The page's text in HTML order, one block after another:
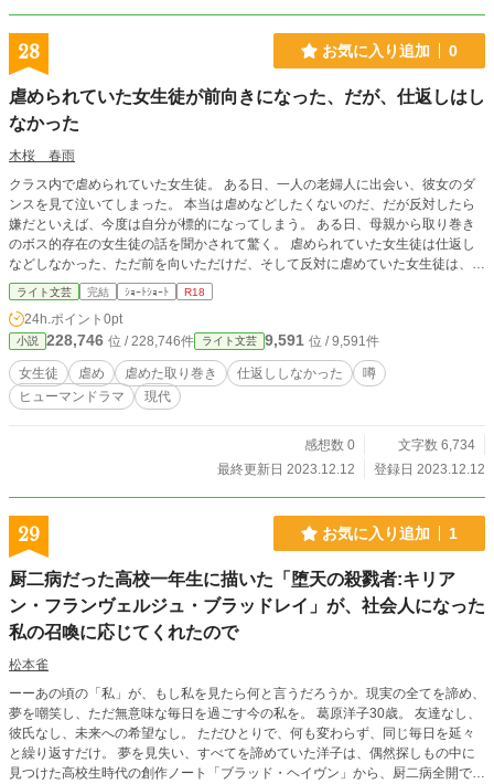
28 お気に入り追加 0
虐められていた女生徒が前向きになった、だが、仕返しはし
なかった
木桜 春雨
クラス内で虐められていた女生徒。 ある日、一人の老婦人に出会い、彼女のダ
ンスを見て泣いてしまった。 本当は虐めなどしたくないのだ、だが反対したら
嫌だといえば、今度は自分が標的になってしまう。 ある日、母親から取り巻き
のボス的存在の女生徒の話を聞かされて驚く。 虐められていた女生徒は仕返し
などしなかった、ただ前を向いただけだ、そして反対に虐めていた女生徒は、中
の良かった男子生徒は。
ライト文芸 完結 ｼｮｰﾄｼｮｰﾄ R18
24h.ポイント 0pt
小説 228,746 位 / 228,746件 ライト文芸 9,591 位 / 9,591件
女生徒 虐め 虐めた取り巻き 仕返ししなかった
噂
ヒューマンドラマ
現代
感想数 0
文字数 6,734
最終更新日 2023.12.12
登録日 2023.12.12
29 お気に入り追加 1
厨二病だった高校一年生に描いた「堕天の殺戮者:キリア
ン・フランヴェルジュ・ブラッドレイ」が、社会人になった
私の召喚に応じてくれたので
松本雀
ーーあの頃の「私」が、もし私を見たら何と言うだろうか。現実の全てを諦め、
夢を嘲笑し、ただ無意味な毎日を過ごす今の私を。 葛原洋子30歳。 友達なし、
彼氏なし、未来への希望なし。 ただひとりで、何も変わらず、同じ毎日を延々
と繰り返すだけ。 夢を見失い、すべてを諦めていた洋子は、偶然探しもの中に
見つけた高校生時代の創作ノート「ブラッド・ヘイヴン」から、厨二病全開で創